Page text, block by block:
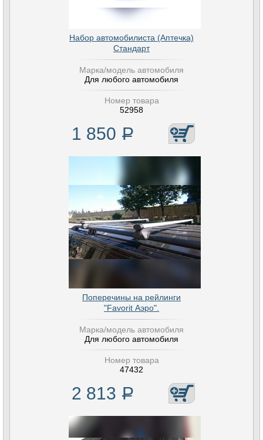
Набор автомобилиста (Аптечка)
Стандарт
Марка/модель автомобиля
Для любого автомобиля
Номер товара
52958
1 850 Р
Поперечины на рейлинги
"Favorit Аэро".
Марка/модель автомобиля
Для любого автомобиля
Номер товара
47432
2 813 Р